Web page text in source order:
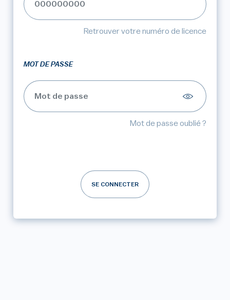
Retrouver votre numéro de licence
MOT DE PASSE
Mot de passe oublié ?
SE CONNECTER